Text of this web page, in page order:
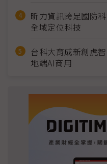
昕力資訊跨足國防
全域定位科技
台科大育成新創虎
地端AI商用